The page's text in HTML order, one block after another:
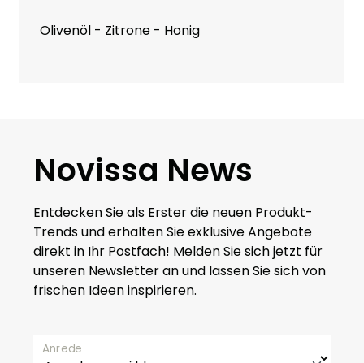
Olivenöl - Zitrone - Honig
Novissa News
Entdecken Sie als Erster die neuen Produkt-
Trends und erhalten Sie exklusive Angebote
direkt in Ihr Postfach! Melden Sie sich jetzt für
unseren Newsletter an und lassen Sie sich von
frischen Ideen inspirieren.
Anrede